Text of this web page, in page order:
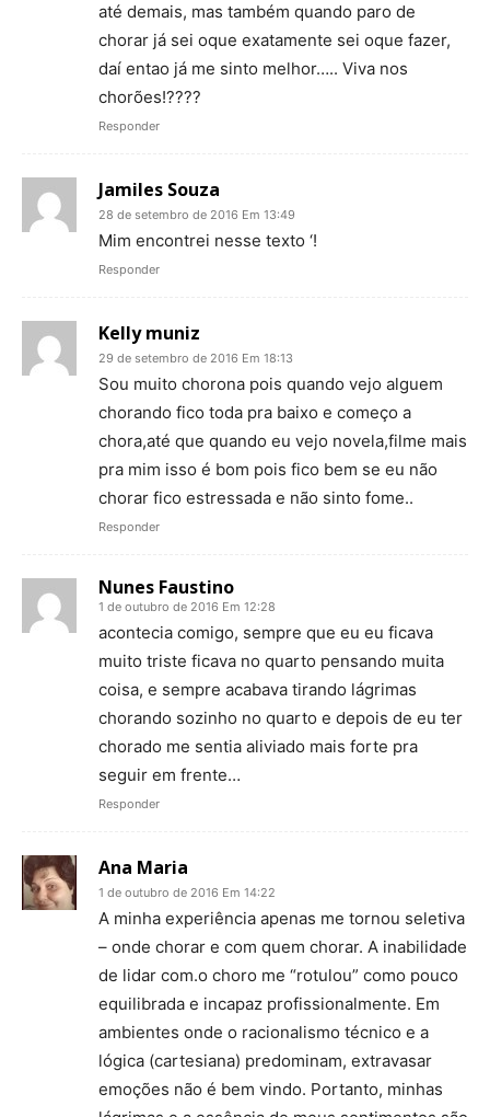
até demais, mas também quando paro de
chorar já sei oque exatamente sei oque fazer,
daí entao já me sinto melhor….. Viva nos
chorões!????
Responder
Jamiles Souza
28 de setembro de 2016 Em 13:49
Mim encontrei nesse texto ‘!
Responder
Kelly muniz
29 de setembro de 2016 Em 18:13
Sou muito chorona pois quando vejo alguem
chorando fico toda pra baixo e começo a
chora,até que quando eu vejo novela,filme mais
pra mim isso é bom pois fico bem se eu não
chorar fico estressada e não sinto fome..
Responder
Nunes Faustino
1 de outubro de 2016 Em 12:28
acontecia comigo, sempre que eu eu ficava
muito triste ficava no quarto pensando muita
coisa, e sempre acabava tirando lágrimas
chorando sozinho no quarto e depois de eu ter
chorado me sentia aliviado mais forte pra
seguir em frente…
Responder
Ana Maria
1 de outubro de 2016 Em 14:22
A minha experiência apenas me tornou seletiva
– onde chorar e com quem chorar. A inabilidade
de lidar com.o choro me “rotulou” como pouco
equilibrada e incapaz profissionalmente. Em
ambientes onde o racionalismo técnico e a
lógica (cartesiana) predominam, extravasar
emoções não é bem vindo. Portanto, minhas